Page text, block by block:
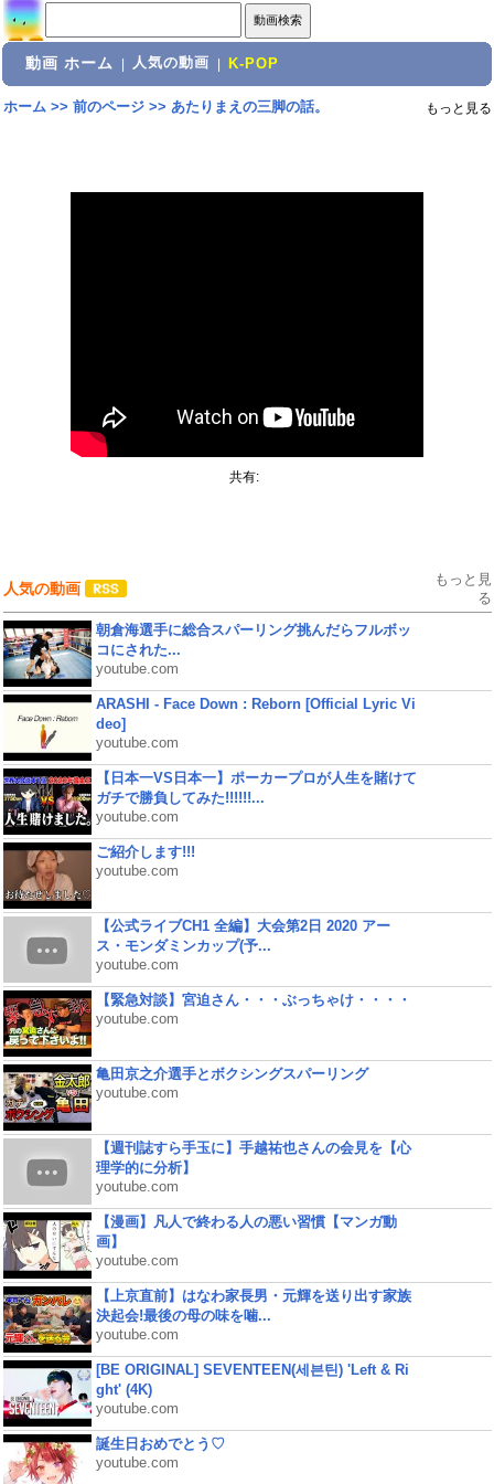
動画 ホーム 人気の動画 K-POP
ホーム>> 前のページ>> あたりまえの三脚の話。 もっと見る
共有:
人気の動画
もっと見
る
朝倉海選手に総合スパーリング挑んだらフルボッ
コにされた...
youtube.com
ARASHI - Face Down : Reborn [Official Lyric Vi
deo]
youtube.com
【日本一VS日本一】ポーカープロが人生を賭けて
ガチで勝負してみた!!!!!!...
youtube.com
ご紹介します!!!
youtube.com
【公式ライブCH1 全編】大会第2日 2020 アー
ス・モンダミンカップ(予...
youtube.com
【緊急対談】宮迫さん・・・ぶっちゃけ・・・・
youtube.com
亀田京之介選手とボクシングスパーリング
youtube.com
【週刊誌すら手玉に】手越祐也さんの会見を【心
理学的に分析】
youtube.com
【漫画】凡人で終わる人の悪い習慣【マンガ動
画】
youtube.com
【上京直前】はなわ家長男・元輝を送り出す家族
決起会!最後の母の味を噛...
youtube.com
[BE ORIGINAL] SEVENTEEN(세븐틴) 'Left & Ri
ght' (4K)
youtube.com
誕生日おめでとう♡
youtube.com